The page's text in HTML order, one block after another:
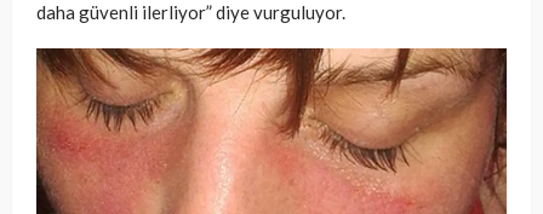
daha güvenli ilerliyor” diye vurguluyor.